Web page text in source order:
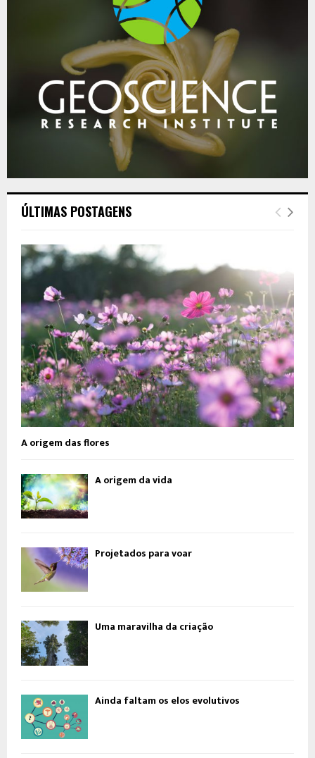
ÚLTIMAS POSTAGENS
A origem das flores
A origem da vida
Projetados para voar
Uma maravilha da criação
Ainda faltam os elos evolutivos